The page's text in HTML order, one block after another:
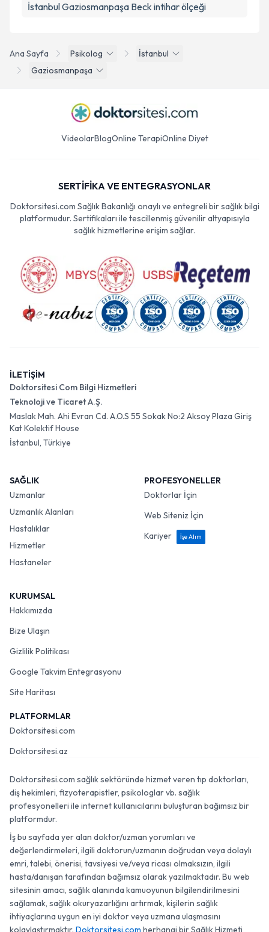
Ana Sayfa Psikolog
İstanbul
Gaziosmanpaşa
İstanbul Gaziosmanpaşa Beck intihar ölçeği
VideolarBlogOnline TerapiOnline Diyet
SERTİFİKA VE ENTEGRASYONLAR
Doktorsitesi.com Sağlık Bakanlığı onaylı ve entegreli bir sağlık bilgi
platformudur. Sertifikaları ile tescillenmiş güvenilir altyapısıyla
sağlık hizmetlerine erişim sağlar.
İLETİŞİM
Doktorsitesi Com Bilgi Hizmetleri
Teknoloji ve Ticaret A.Ş.
Maslak Mah. Ahi Evran Cd. A.O.S 55 Sokak No:2 Aksoy Plaza Giriş
Kat Kolektif House
İstanbul, Türkiye
SAĞLIK
Uzmanlar
Uzmanlık Alanları
Hastalıklar
Hizmetler
Hastaneler
PROFESYONELLER
Doktorlar İçin
Web Siteniz İçin
Kariyer
İşe Alım
KURUMSAL
Hakkımızda
Bize Ulaşın
Gizlilik Politikası
Google Takvim Entegrasyonu
Site Haritası
PLATFORMLAR
Doktorsitesi.com
Doktorsitesi.az
Doktorsitesi.com sağlık sektöründe hizmet veren tıp doktorları,
diş hekimleri, fizyoterapistler, psikologlar vb. sağlık
profesyonelleri ile internet kullanıcılarını buluşturan bağımsız bir
platformdur.
İş bu sayfada yer alan doktor/uzman yorumları ve
değerlendirmeleri, ilgili doktorun/uzmanın doğrudan veya dolaylı
emri, talebi, önerisi, tavsiyesi ve/veya ricası olmaksızın, ilgili
hasta/danışan tarafından bağımsız olarak yazılmaktadır. Bu web
sitesinin amacı, sağlık alanında kamuoyunun bilgilendirilmesini
sağlamak, sağlık okuryazarlığını artırmak, kişilerin sağlık
ihtiyaçlarına uygun en iyi doktor veya uzmana ulaşmasını
kolaylaştırmaktır. Doktorsitesi.com herhangi bir Sağlık Hizmeti